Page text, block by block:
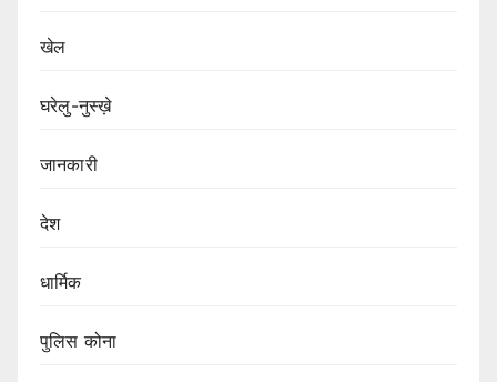
खेल
घरेलु-नुस्ख़े
जानकारी
देश
धार्मिक
पुलिस कोना